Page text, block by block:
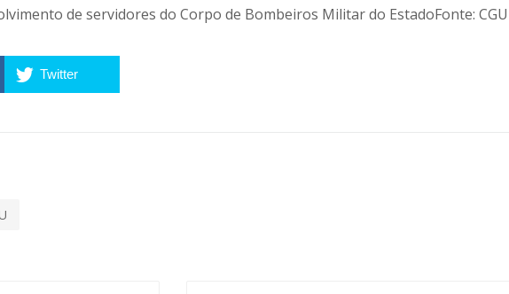
de servidores do Corpo de Bombeiros Militar do EstadoFonte: CGU
Twitter